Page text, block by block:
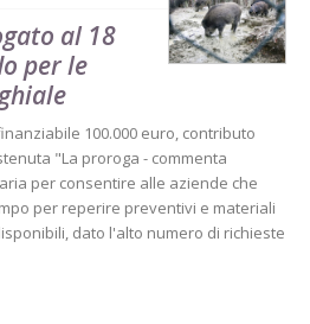
al 18
per le
100.000 euro, contributo
"La proroga - commenta
per consentire alle aziende che
per reperire preventivi e materiali
dato l'alto numero di richieste